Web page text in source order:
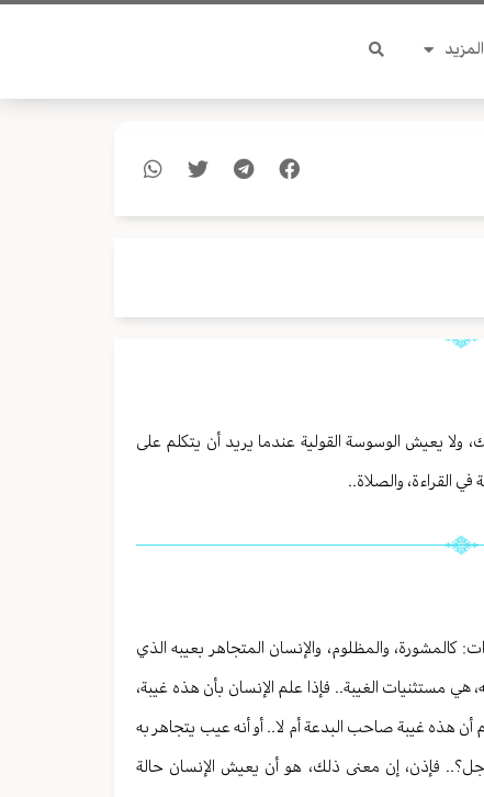
المزيد
ولا يعيش الوسوسة القولية عندما يريد أن يتكلم على
القراءة، والصلاة..
والمظلوم، والإنسان المتجاهر بعيبه الذي
مستثنيات الغيبة.. فإذا علم الإنسان بأن هذه غيبة،
أن هذه غيبة صاحب البدعة أم لا.. أو أنه عيب يتجاهر به
فإذن، إن معنى ذلك، هو أن يعيش الإنسان حالة